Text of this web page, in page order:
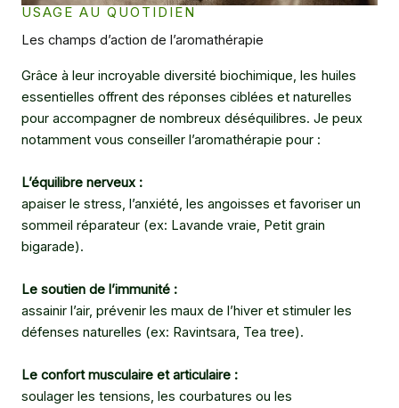
USAGE AU QUOTIDIEN
Les champs d’action de l’aromathérapie
Grâce à leur incroyable diversité biochimique, les huiles
essentielles offrent des réponses ciblées et naturelles
pour accompagner de nombreux déséquilibres. Je peux
notamment vous conseiller l’aromathérapie pour :
L’équilibre nerveux :
apaiser le stress, l’anxiété, les angoisses et favoriser un
sommeil réparateur (ex: Lavande vraie, Petit grain
bigarade).
Le soutien de l’immunité :
assainir l’air, prévenir les maux de l’hiver et stimuler les
défenses naturelles (ex: Ravintsara, Tea tree).
Le confort musculaire et articulaire :
soulager les tensions, les courbatures ou les